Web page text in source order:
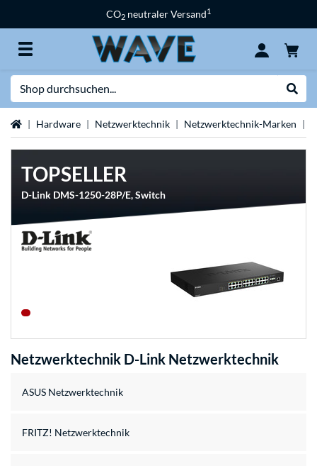
CO2 neutraler Versand1
StartseiteHardware Netzwerktechnik Netzwerktechnik-Marken
TOPSELLER
D-Link DMS-1250-28P/E, Switch
Netzwerktechnik D-Link Netzwerktechnik
ASUS Netzwerktechnik
FRITZ! Netzwerktechnik